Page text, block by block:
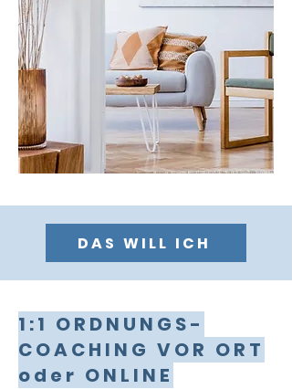
DAS WILL ICH
1:1 ORDNUNGS-
COACHING VOR ORT
oder ONLINE